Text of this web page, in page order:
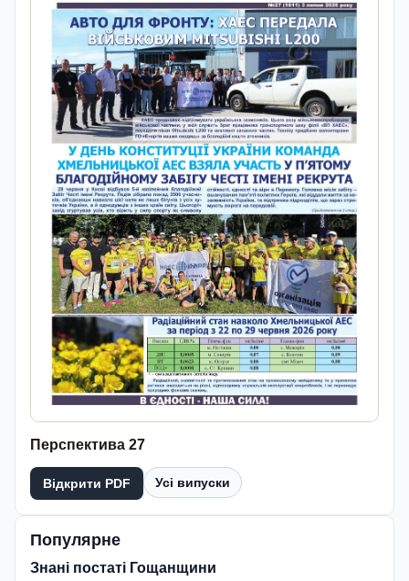
Перспектива 27
Відкрити PDF Усі випуски
Популярне
Знані постаті Гощанщини